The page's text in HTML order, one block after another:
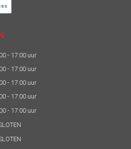
- 17:00 uur
- 17:00 uur
- 17:00 uur
- 17:00 uur
- 17:00 uur